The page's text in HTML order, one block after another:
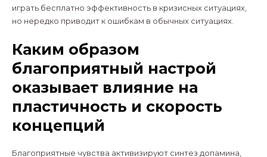
играть бесплатно эффективность в кризисных ситуациях,
но нередко приводит к ошибкам в обычных ситуациях.
Каким образом
благоприятный настрой
оказывает влияние на
пластичность и скорость
концепций
Благоприятные чувства активизируют синтез допамина,